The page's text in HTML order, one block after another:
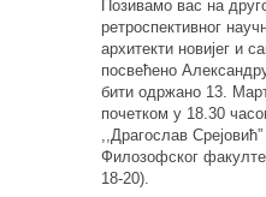
Позивамо вас на
ретроспективног
архитекти новијег и
посвећено
бити одржано 13.
почетком у 18.30
,,Драгослав
Филозофског
18-20).